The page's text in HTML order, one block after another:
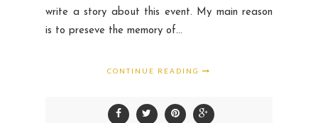
write a story about this event. My main reason
is to preseve the memory of...
CONTINUE READING